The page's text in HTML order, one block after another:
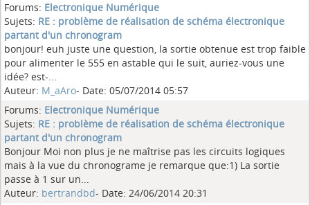
Forums: Electronique Numérique
Sujets: RE : problème de réalisation de schéma électronique
partant d'un chronogram
bonjour! euh juste une question, la sortie obtenue est trop faible
pour alimenter le 555 en astable qui le suit, auriez-vous une
idée? est-...
Auteur: M_aAro- Date: 05/07/2014 05:57
Forums: Electronique Numérique
Sujets: RE : problème de réalisation de schéma électronique
partant d'un chronogram
Bonjour Moi non plus je ne maîtrise pas les circuits logiques
mais à la vue du chronograme je remarque que:1) La sortie
passe à 1 sur un...
Auteur: bertrandbd- Date: 24/06/2014 20:31